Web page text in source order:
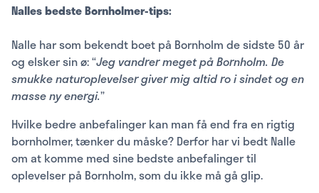
Nalles bedste Bornholmer-tips:
Nalle har som bekendt boet på Bornholm de sidste 50 år
og elsker sin ø: “Jeg vandrer meget på Bornholm. De
smukke naturoplevelser giver mig altid ro i sindet og en
masse ny energi.”
Hvilke bedre anbefalinger kan man få end fra en rigtig
bornholmer, tænker du måske? Derfor har vi bedt Nalle
om at komme med sine bedste anbefalinger til
oplevelser på Bornholm, som du ikke må gå glip.